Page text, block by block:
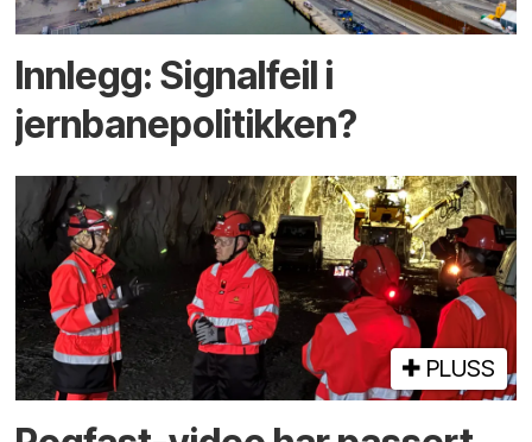
Innlegg: Signalfeil i
jernbanepolitikken?
PLUSS